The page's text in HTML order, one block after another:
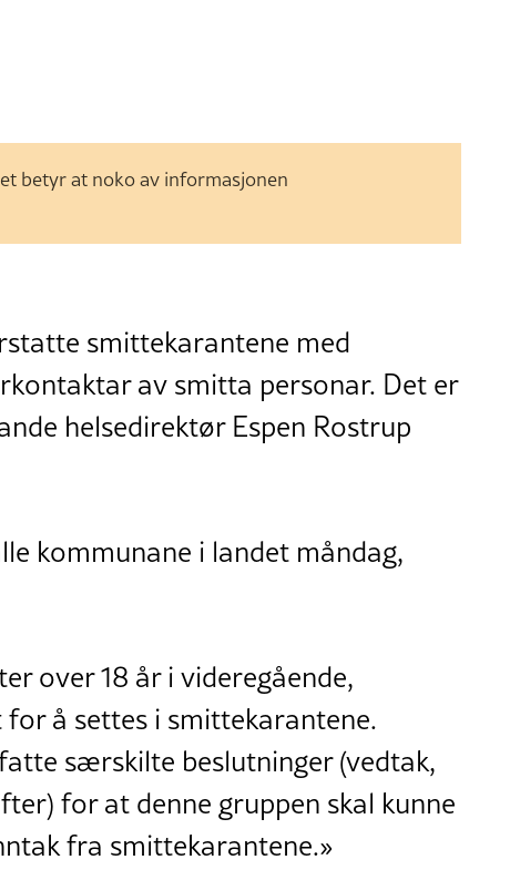
betyr at noko av informasjonen
smittekarantene med
av smitta personar. Det er
helsedirektør Espen Rostrup
kommunane i landet måndag,
over 18 år i videregående,
å settes i smittekarantene.
særskilte beslutninger (vedtak,
for at denne gruppen skal kunne
fra smittekarantene.»